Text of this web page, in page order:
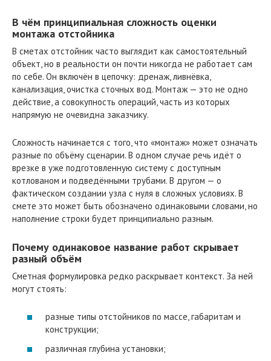
В чём принципиальная сложность оценки
монтажа отстойника
В сметах отстойник часто выглядит как самостоятельный
объект, но в реальности он почти никогда не работает сам
по себе. Он включён в цепочку: дренаж, ливнёвка,
канализация, очистка сточных вод. Монтаж — это не одно
действие, а совокупность операций, часть из которых
напрямую не очевидна заказчику.
Сложность начинается с того, что «монтаж» может означать
разные по объёму сценарии. В одном случае речь идёт о
врезке в уже подготовленную систему с доступным
котлованом и подведёнными трубами. В другом — о
фактическом создании узла с нуля в сложных условиях. В
смете это может быть обозначено одинаковыми словами, но
наполнение строки будет принципиально разным.
Почему одинаковое название работ скрывает
разный объём
Сметная формулировка редко раскрывает контекст. За ней
могут стоять:
разные типы отстойников по массе, габаритам и
конструкции;
различная глубина установки;